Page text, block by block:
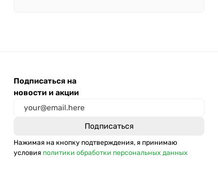
Подписаться на
новости и акции
Нажимая на кнопку подтверждения, я принимаю
условия политики обработки персональных данных